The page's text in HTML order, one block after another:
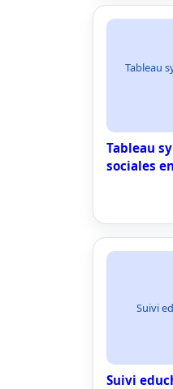
Tableau
Tableau
sociales
Suivi
Suivi